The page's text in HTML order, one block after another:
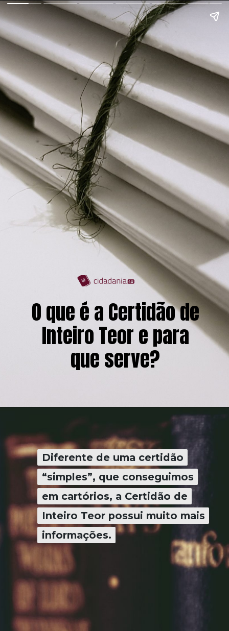
O que é a Certidão de
Inteiro Teor e para
que serve?
Diferente de uma certidão
“simples”, que conseguimos
em cartórios, a Certidão de
Inteiro Teor possui muito mais
informações.
Diferente de uma certidão
“simples”, que conseguimos
em cartórios, a Certidão de
Inteiro Teor possui muito mais
informações.